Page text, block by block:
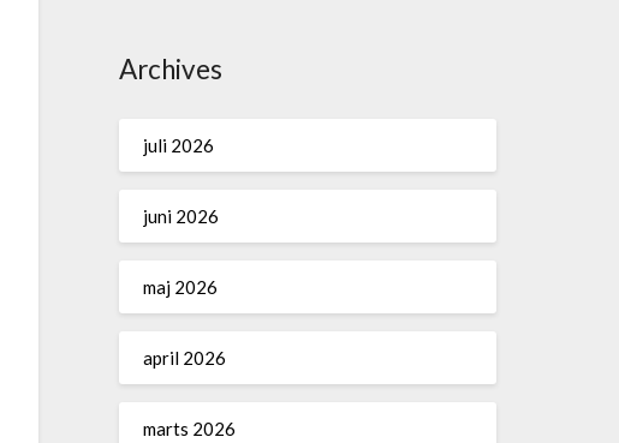
Archives
juli 2026
juni 2026
maj 2026
april 2026
marts 2026